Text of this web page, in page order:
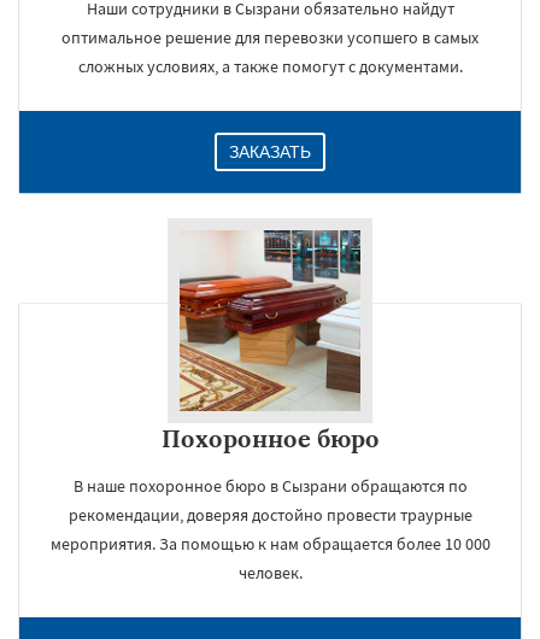
Наши сотрудники в Сызрани обязательно найдут
оптимальное решение для перевозки усопшего в самых
сложных условиях, а также помогут с документами.
ЗАКАЗАТЬ
Похоронное бюро
В наше похоронное бюро в Сызрани обращаются по
рекомендации, доверяя достойно провести траурные
мероприятия. За помощью к нам обращается более 10 000
человек.